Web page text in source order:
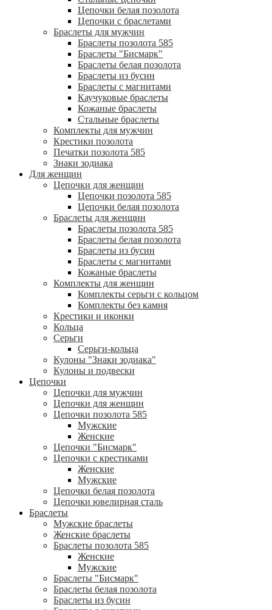
Цепочки белая позолота
Цепочки с браслетами
Браслеты для мужчин
Браслеты позолота 585
Браслеты "Бисмарк"
Браслеты белая позолота
Браслеты из бусин
Браслеты с магнитами
Каучуковые браслеты
Кожаные браслеты
Стальные браслеты
Комплекты для мужчин
Крестики позолота
Печатки позолота 585
Знаки зодиака
Для женщин
Цепочки для женщин
Цепочки позолота 585
Цепочки белая позолота
Браслеты для женщин
Браслеты позолота 585
Браслеты белая позолота
Браслеты из бусин
Браслеты с магнитами
Кожаные браслеты
Комплекты для женщин
Комплекты серьги с кольцом
Комплекты без камня
Крестики и иконки
Кольца
Серьги
Серьги-кольца
Кулоны "Знаки зодиака"
Кулоны и подвески
Цепочки
Цепочки для мужчин
Цепочки для женщин
Цепочки позолота 585
Мужские
Женские
Цепочки "Бисмарк"
Цепочки с крестиками
Женские
Мужские
Цепочки белая позолота
Цепочки ювелирная сталь
Браслеты
Мужские браслеты
Женские браслеты
Браслеты позолота 585
Женские
Мужские
Браслеты "Бисмарк"
Браслеты белая позолота
Браслеты из бусин